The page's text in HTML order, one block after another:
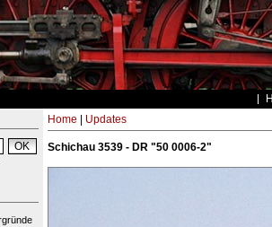
Home Updates
Schichau 3539 - DR "50 0006-2"